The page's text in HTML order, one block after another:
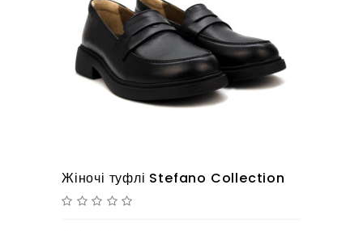
Жіночі туфлі Stefano Collection